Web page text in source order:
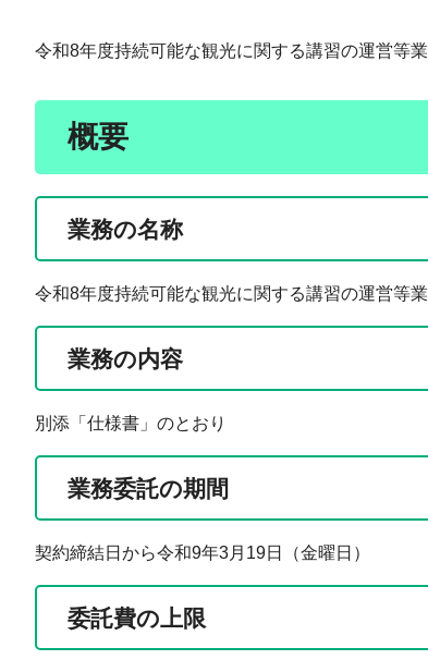
令和8年度持続可能な観光に関する講習の運営等
概要
業務の名称
令和8年度持続可能な観光に関する講習の運営等
業務の内容
別添「仕様書」のとおり
業務委託の期間
契約締結日から令和9年3月19日（金曜日）
委託費の上限